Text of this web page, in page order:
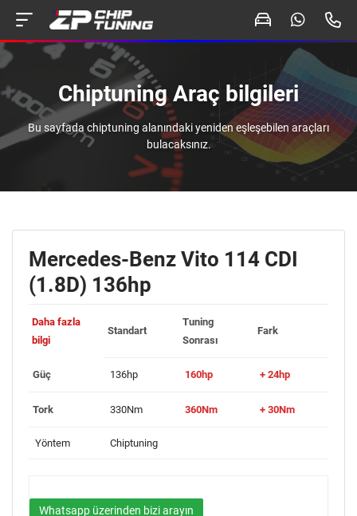
Chiptuning Araç bilgileri
Bu sayfada chiptuning alanındaki yeniden eşleşebilen araçları
bulacaksınız.
Mercedes-Benz Vito 114 CDI
(1.8D) 136hp
Daha fazla
bilgi
Standart
Tuning
Sonrası
Fark
Güç 136hp 160hp + 24hp
Tork 330Nm 360Nm + 30Nm
Yöntem Chiptuning
Whatsapp üzerinden bizi arayın